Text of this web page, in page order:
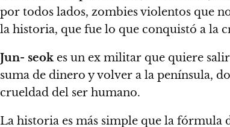
por todos lados, zombies violentos que
la historia, que fue lo que conquistó a la
Jun- seok es un ex militar que quiere
suma de dinero y volver a la península,
crueldad del ser humano.
La historia es más simple que la fórmula